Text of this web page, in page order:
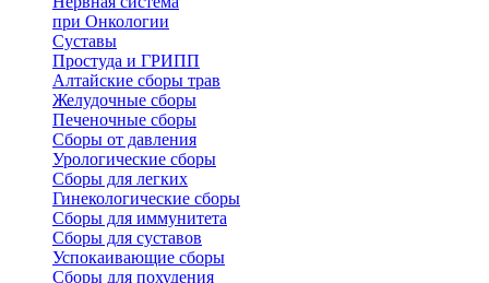
при Онкологии
Суставы
Простуда и ГРИПП
Алтайские сборы трав
Желудочные сборы
Печеночные сборы
Сборы от давления
Урологические сборы
Сборы для легких
Гинекологические сборы
Сборы для иммунитета
Сборы для суставов
Успокаивающие сборы
Сборы для похудения